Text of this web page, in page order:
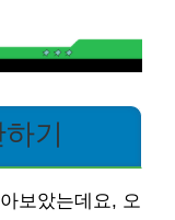
기
보았는데요, 오